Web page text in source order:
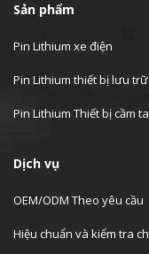
Sản phẩm
Pin Lithium xe điện
Pin Lithium thiết bị lưu trữ
Pin Lithium Thiết bị cầm
Dịch vụ
OEM/ODM Theo yêu cầu
Hiệu chuẩn và kiểm tra